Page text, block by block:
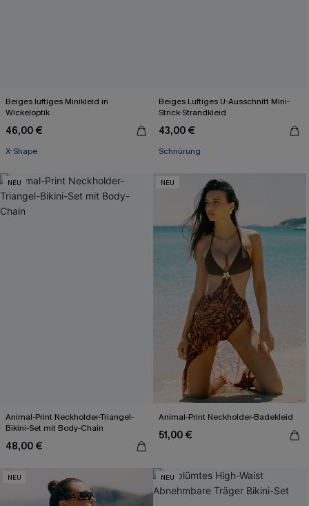
Beiges luftiges Minikleid in
Wickeloptik
46,00 €
X-Shape
Beiges Luftiges U-Ausschnitt Mini-
Strick-Strandkleid
43,00 €
Schnürung
NEU
Animal-Print Neckholder-Triangel-
Bikini-Set mit Body-Chain
48,00 €
NEU
Animal-Print Neckholder-Badekleid
51,00 €
NEU NEU